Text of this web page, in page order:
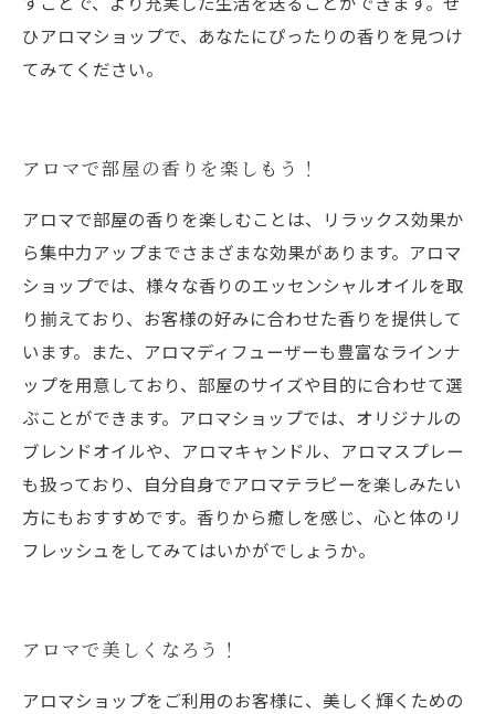
ひアロマショップで、あなたにぴったりの香りを見つけ
てみてください。
アロマで部屋の香りを楽しもう！
アロマで部屋の香りを楽しむことは、リラックス効果か
ら集中力アップまでさまざまな効果があります。アロマ
ショップでは、様々な香りのエッセンシャルオイルを取
り揃えており、お客様の好みに合わせた香りを提供して
います。また、アロマディフューザーも豊富なラインナ
ップを用意しており、部屋のサイズや目的に合わせて選
ぶことができます。アロマショップでは、オリジナルの
ブレンドオイルや、アロマキャンドル、アロマスプレー
も扱っており、自分自身でアロマテラピーを楽しみたい
方にもおすすめです。香りから癒しを感じ、心と体のリ
フレッシュをしてみてはいかがでしょうか。
アロマで美しくなろう！
アロマショップをご利用のお客様に、美しく輝くための